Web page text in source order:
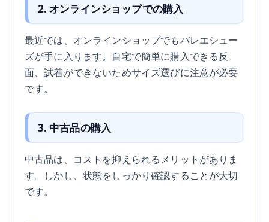
2. オンラインショップでの購入
最近では、オンラインショップでもバレエシュー
ズが手に入ります。自宅で簡単に購入できる反
面、試着ができないためサイズ選びに注意が必要
です。
3. 中古品の購入
中古品は、コストを抑えられるメリットがありま
す。しかし、状態をしっかり確認することが大切
です。